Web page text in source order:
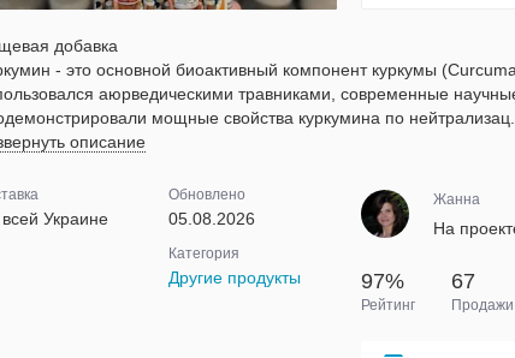
добавка
- это основной биоактивный компонент куркумы
аюрведическими травниками, современные
мощные свойства куркумина по нейтрализац...
описание
Украине
Обновлено
05.08.2026
Категория
Другие продукты
Жанна
На
97%
Рейтинг
67
Продажи